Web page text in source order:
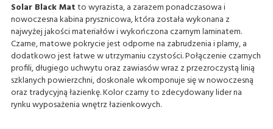
Solar Black Matto wyrazista, a zarazem ponadczasowa i
nowoczesna kabina prysznicowa, która została wykonana z
najwyżej jakości materiałów i wykończona czarnym laminatem.
Czarne, matowe pokrycie jest odporne na zabrudzenia i plamy, a
dodatkowo jest łatwe w utrzymaniu czystości. Połączenie czarnych
profili, długiego uchwytu oraz zawiasów wraz z przezroczystą linią
szklanych powierzchni, doskonale wkomponuje się w nowoczesną
oraz tradycyjną łazienkę. Kolor czarny to zdecydowany lider na
rynku wyposażenia wnętrz łazienkowych.